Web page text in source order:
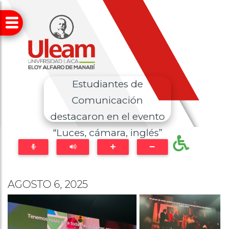
Estudiantes de
Comunicación
destacaron en el evento
“Luces, cámara, inglés”
AGOSTO 6, 2025